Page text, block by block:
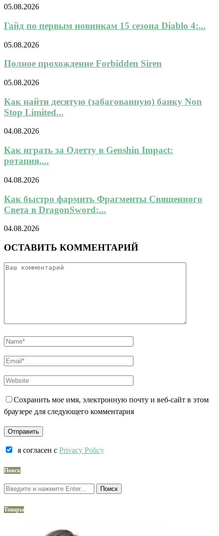
05.08.2026
Гайд по первым новинкам 15 сезона Diablo 4:...
05.08.2026
Полное прохождение Forbidden Siren
05.08.2026
Как найти десятую (забагованную) банку Non
Stop Limited...
04.08.2026
Как играть за Одетту в Genshin Impact:
ротация,...
04.08.2026
Как быстро фармить Фрагменты Священного
Света в DragonSword:...
04.08.2026
ОСТАВИТЬ КОММЕНТАРИЙ
Сохранить мое имя, электронную почту и веб-сайт в этом
браузере для следующего комментария
я согласен c Privacy Policy
Поиск
Поиск
Товары